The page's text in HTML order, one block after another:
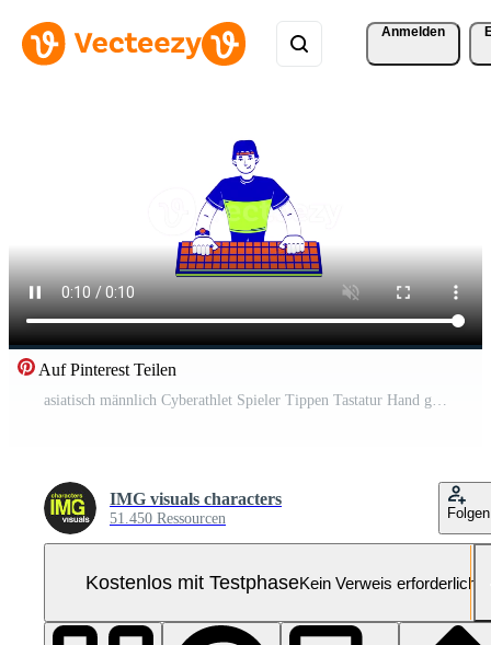
Anmelden
Auf Pinterest Teilen
asiatisch männlich Cyberathlet Spieler Tippen Tastatur Hand gezeichnet 2d Charakter Animation. Spiel Esport Karikatur Gekritzel 4k . Koreanisch Cybersportler Spielen Tastenfeld animiert Person handgemalt auf Weiß Pro Video
IMG visuals characters
51.450 Ressourcen Folgen
Kostenlos mit TestphaseKein Verweis erforderlich